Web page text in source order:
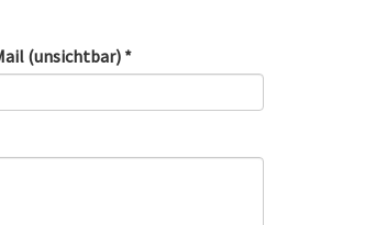
(unsichtbar) *